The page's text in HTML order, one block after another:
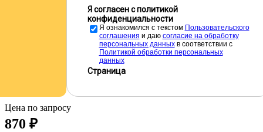
Я согласен с политикой
конфиденциальности
Я ознакомился с текстом Пользовательского
соглашения и даю cогласие на обработку
персональных данныхв соответствии с
Политикой обработки персональных
данных
Страница
Цена по запросу
870 ₽